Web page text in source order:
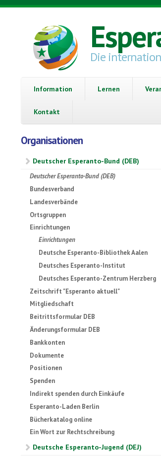
Direkt zum Inhalt
Die
Information Lernen
Kontakt
Organisationen
Deutscher Esperanto-Bund (DEB)
Deutscher Esperanto-Bund (DEB)
Bundesverband
Landesverbände
Ortsgruppen
Einrichtungen
Einrichtungen
Deutsche Esperanto-Bibliothek Aalen
Deutsches Esperanto-Institut
Deutsches Esperanto-Zentrum Herzberg
Zeitschrift "Esperanto aktuell"
Mitgliedschaft
Beitrittsformular DEB
Änderungsformular DEB
Bankkonten
Dokumente
Positionen
Spenden
Indirekt spenden durch Einkäufe
Esperanto-Laden Berlin
Bücherkatalog online
Ein Wort zur Rechtschreibung
Deutsche Esperanto-Jugend (DEJ)